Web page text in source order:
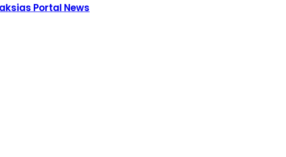
Portal News